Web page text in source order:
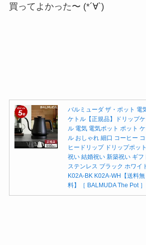
買ってよかった〜 (*´∀`)
バルミューダ ザ・ポット 電
ケトル【正規品】ドリップケ
ル 電気 電気ポット ポット ケ
ル おしゃれ 細口 コーヒー
ヒードリップ ドリップポット
祝い 結婚祝い 新築祝い ギフ
ステンレス ブラック ホワイ
K02A-BK K02A-WH【送料無
料】［ BALMUDA The Pot ］